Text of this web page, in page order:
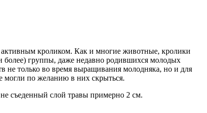
кроликом. Как и многие животные, кролики
более) группы, даже недавно родившихся молодых
не только во время выращивания молодняка, но и для
по желанию в них скрыться.
съеденный слой травы примерно 2 см.